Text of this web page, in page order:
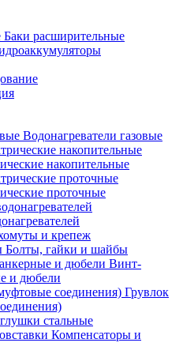
Баки расширительные
Водонагреватели газовые
накопительные
проточные
и крепеж
Болты, гайки и шайбы
Винт-
и дюбели
Грувлок
стальные
Компенсаторы и